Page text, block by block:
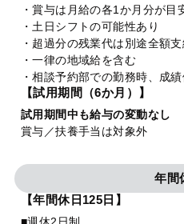
・賞与は月給の各1か月分が目
・土日シフトの可能性あり
・超過分の残業代は別途全額
・一律の地域給を含む
・相談予約部での勤務時、成
【試用期間（6か月）】
試用期間中も給与の変動なし
賞与／扶養手当は対象外
年間
【年間休日125日】